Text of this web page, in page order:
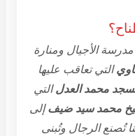
الأجيال ومنارة
التي تعاقب عليها
محمد العدلالتي
محمد سيد ضيفإلى
تُصنع الرجال وتُبنى